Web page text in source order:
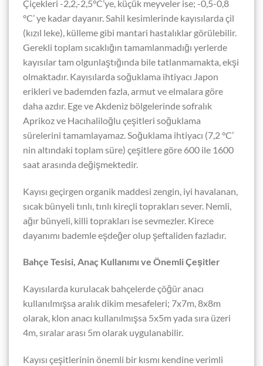
Çiçekleri -2,2,-2,5°C’ye, küçük meyveler ise; -0,5-0,8
°C’ ye kadar dayanır. Sahil kesimlerinde kayısılarda çil
(kızıl leke), külleme gibi mantari hastalıklar görülebilir.
Gerekli toplam sıcaklığın tamamlanmadığı yerlerde
kayısılar tam olgunlaştığında bile tatlanmamakta, ekşi
olmaktadır. Kayısılarda soğuklama ihtiyacı Japon
erikleri ve bademden fazla, armut ve elmalara göre
daha azdır. Ege ve Akdeniz bölgelerinde sofralık
Aprikoz ve Hacıhaliloğlu çeşitleri soğuklama
sürelerini tamamlayamaz. Soğuklama ihtiyacı (7,2 °C’
nin altındaki toplam süre) çeşitlere göre 600 ile 1600
saat arasında değişmektedir.
Kayısı geçirgen organik maddesi zengin, iyi havalanan,
sıcak bünyeli tınlı, tınlı kireçli toprakları sever. Nemli,
ağır bünyeli, killi toprakları ise sevmezler. Kirece
dayanımı bademle eşdeğer olup şeftaliden fazladır.
Bahçe Tesisi, Anaç Kullanımı ve Önemli Çeşitler
Kayısılarda kurulacak bahçelerde çöğür anacı
kullanılmışsa aralık dikim mesafeleri; 7x7m, 8x8m
olarak, klon anacı kullanılmışsa 5x5m yada sıra üzeri
4m, sıralar arası 5m olarak uygulanabilir.
Kayısı çeşitlerinin önemli bir kısmı kendine verimli